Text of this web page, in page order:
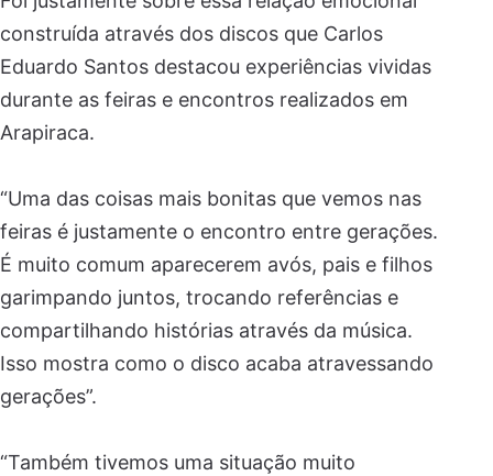
construída através dos discos que Carlos
Eduardo Santos destacou experiências vividas
durante as feiras e encontros realizados em
Arapiraca.
“Uma das coisas mais bonitas que vemos nas
feiras é justamente o encontro entre gerações.
É muito comum aparecerem avós, pais e filhos
garimpando juntos, trocando referências e
compartilhando histórias através da música.
Isso mostra como o disco acaba atravessando
gerações”.
“Também tivemos uma situação muito